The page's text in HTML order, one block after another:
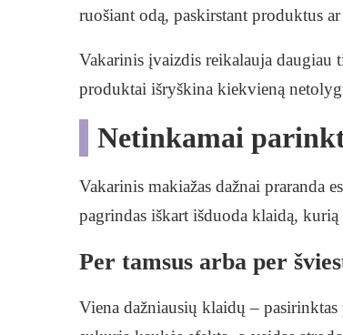
ruošiant odą, paskirstant produktus
Vakarinis įvaizdis reikalauja daugiau
produktai išryškina kiekvieną
Netinkamai
Vakarinis makiažas dažnai praranda
pagrindas iškart išduoda klaidą,
Per tamsus arba per
Viena dažniausių klaidų – pasirinktas